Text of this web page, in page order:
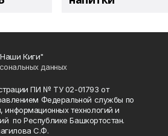
Киги"
данных
ПИ № ТУ 02-01793 от
Федеральной службы по
информационных технологий и
по Республике Башкортостан.
С.Ф.